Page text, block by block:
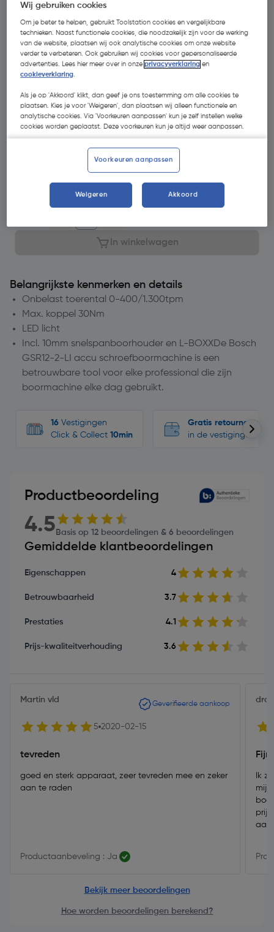
€ 159,18 | Excl. btw € 131,55
Recupelbijdrage en Bebatbijdrage inbegrepen
Selecteer winkel - Bekijk voorraadniveaus en haal binnen 10
minuten op
Selecteer vestiging
Geen voorraad beschikbaar
In winkelwagen
Belangrijkste kenmerken en details
Onbelast toerental 0-400/1.300tpm
Max. koppel 30Nm
LED licht
Incl. 10mm snelspanboorhouder en L-BOXXDe Bosch
GSR12-2-LI accu schroefboormachine is een
betrouwbare tool voor elke professional die zijn
boormachine elke dag gebruikt.
16 Vestigingen
Click & Collect 10min
Gratis retourneren
in de vestigingen
Productbeoordeling
4.5 Basis op 12 beoordelingen & 6 beoordelingen
Gemiddelde klantbeoordelingen
Eigenschappen 4
Betrouwbaarheid 3.7
Prestaties 4.1
Prijs-kwaliteitverhouding 3.6
Martin vld Geverifieerde aankoop
5 2020-02-15
tevreden
goed en sterk apparaat, zeer tevreden mee en zeker
aan te raden
Productaanbeveling : Ja
Ik
prijs
Bekijk meer beoordelingen
Hoe worden beoordelingen berekend?
Wij gebruiken cookies
Om je beter te helpen, gebruikt Toolstation cookies en vergelijkbare
technieken. Naast functionele cookies, die noodzakelijk zijn voor de werking
van de website, plaatsen wij ook analytische cookies om onze website
verder te verbeteren. Ook gebruiken wij cookies voor gepersonaliseerde
advertenties. Lees hier meer over in onzeprivacyverklaring en
cookieverklaring.
Als je op 'Akkoord' klikt, dan geef je ons toestemming om alle cookies te
plaatsen. Kies je voor 'Weigeren', dan plaatsen wij alleen functionele en
analytische cookies. Via 'Voorkeuren aanpassen' kun je zelf instellen welke
cookies worden geplaatst. Deze voorkeuren kun je altijd weer aanpassen.
Voorkeuren aanpassen
Weigeren Akkoord